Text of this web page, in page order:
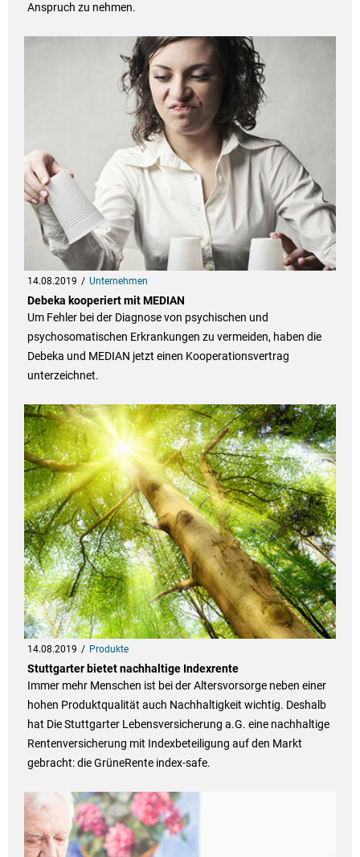
Anspruch zu nehmen.
14.08.2019 Unternehmen
Debeka kooperiert mit MEDIAN
Um Fehler bei der Diagnose von psychischen und
psychosomatischen Erkrankungen zu vermeiden, haben die
Debeka und MEDIAN jetzt einen Kooperationsvertrag
unterzeichnet.
14.08.2019 Produkte
Stuttgarter bietet nachhaltige Indexrente
Immer mehr Menschen ist bei der Altersvorsorge neben einer
hohen Produktqualität auch Nachhaltigkeit wichtig. Deshalb
hat Die Stuttgarter Lebensversicherung a.G. eine nachhaltige
Rentenversicherung mit Indexbeteiligung auf den Markt
gebracht: die GrüneRente index-safe.